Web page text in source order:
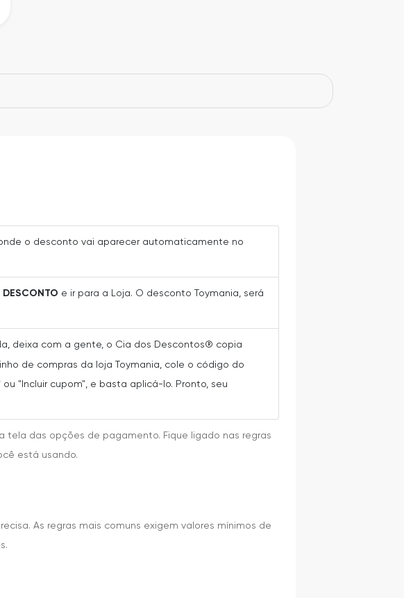
o desconto vai aparecer automaticamente no
DESCONTO e ir para a Loja. O desconto Toymania, será
deixa com a gente, o Cia dos Descontos® copia
de compras da loja Toymania, cole o código do
"Incluir cupom", e basta aplicá-lo. Pronto, seu
tela das opções de pagamento. Fique ligado nas regras
está usando.
As regras mais comuns exigem valores mínimos de